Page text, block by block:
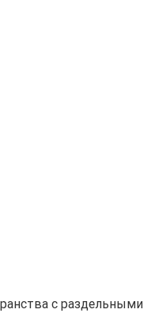
с раздельными